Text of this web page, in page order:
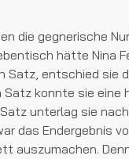
die gegnerische
hätte Nina
Satz, entschied sie
konnte sie eine
unterlag sie
das Endergebnis
auszumachen.